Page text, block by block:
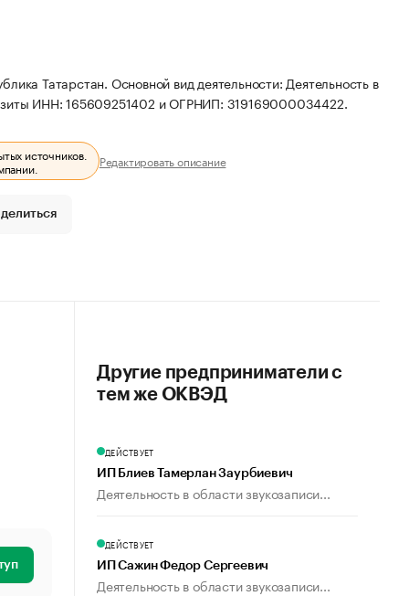
Татарстан. Основной вид деятельности: Деятельность в
ИНН: 165609251402 и ОГРНИП: 319169000034422.
источников. Редактировать описание
Другие предприниматели с
тем же ОКВЭД
ДЕЙСТВУЕТ
ИП Блиев Тамерлан Заурбиевич
Деятельность в области звукозаписи...
ДЕЙСТВУЕТ
ИП Сажин Федор Сергеевич
Деятельность в области звукозаписи...